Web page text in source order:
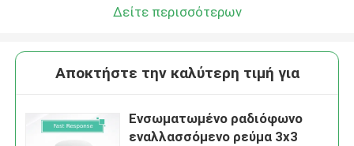
Δείτε περισσότερων
Αποκτήστε την καλύτερη τιμή για
Ενσωματωμένο ραδιόφωνο
εναλλασσόμενο ρεύμα 3x3